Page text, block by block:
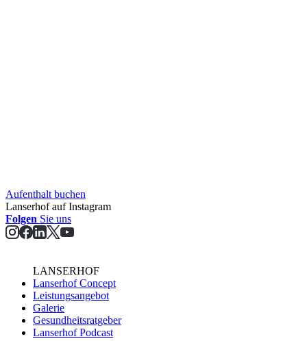
Aufent­halt buchen
Lanserhof auf Instagram
Folgen Sie uns
LANSERHOF
Lanserhof Concept
Leistungsangebot
Galerie
Gesundheitsratgeber
Lanserhof Podcast